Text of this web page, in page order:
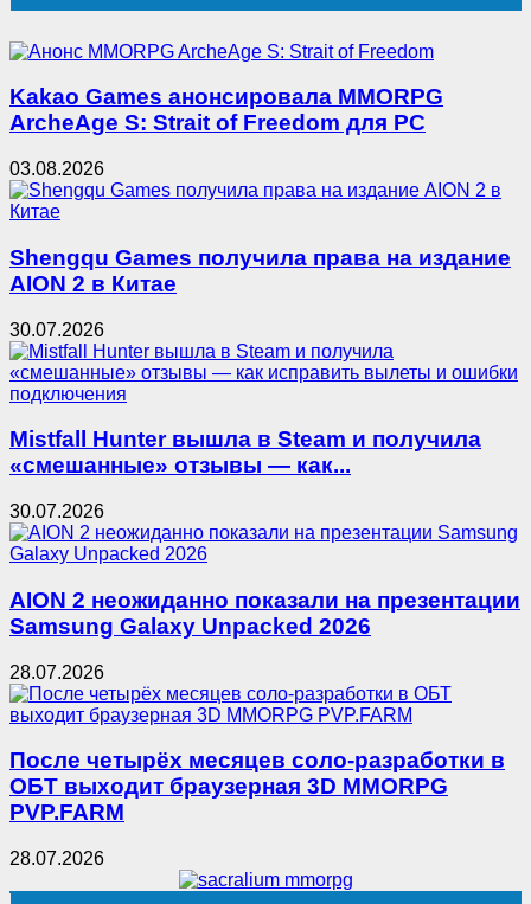
Kakao Games анонсировала MMORPG
ArcheAge S: Strait of Freedom для PC
03.08.2026
Shengqu Games получила права на издание
AION 2 в Китае
30.07.2026
Mistfall Hunter вышла в Steam и получила
«смешанные» отзывы — как...
30.07.2026
AION 2 неожиданно показали на презентации
Samsung Galaxy Unpacked 2026
28.07.2026
После четырёх месяцев соло-разработки в
ОБТ выходит браузерная 3D MMORPG
PVP.FARM
28.07.2026